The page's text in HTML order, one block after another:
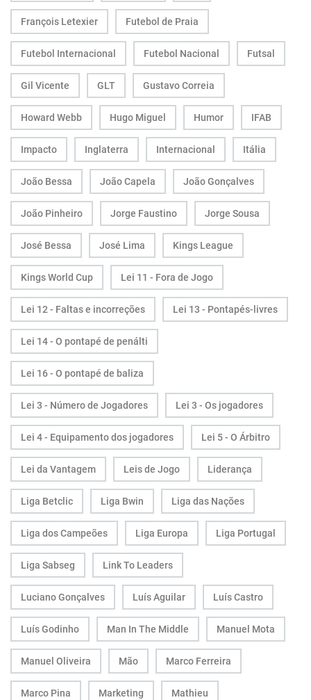
François Letexier Futebol de Praia
Futebol Internacional Futebol Nacional Futsal
Gil Vicente GLT Gustavo Correia
Howard Webb Hugo Miguel Humor IFAB
Impacto Inglaterra Internacional Itália
João Bessa João Capela João Gonçalves
João Pinheiro Jorge Faustino Jorge Sousa
José Bessa José Lima Kings League
Kings World Cup Lei 11 - Fora de Jogo
Lei 12 - Faltas e incorreções Lei 13 - Pontapés-livres
Lei 14 - O pontapé de penálti
Lei 16 - O pontapé de baliza
Lei 3 - Número de Jogadores Lei 3 - Os jogadores
Lei 4 - Equipamento dos jogadores Lei 5 - O Árbitro
Lei da Vantagem Leis de Jogo Liderança
Liga Betclic Liga Bwin Liga das Nações
Liga dos Campeões Liga Europa Liga Portugal
Liga Sabseg Link To Leaders
Luciano Gonçalves Luís Aguilar Luís Castro
Luís Godinho Man In The Middle Manuel Mota
Manuel Oliveira Mão Marco Ferreira
Marco Pina Marketing Mathieu